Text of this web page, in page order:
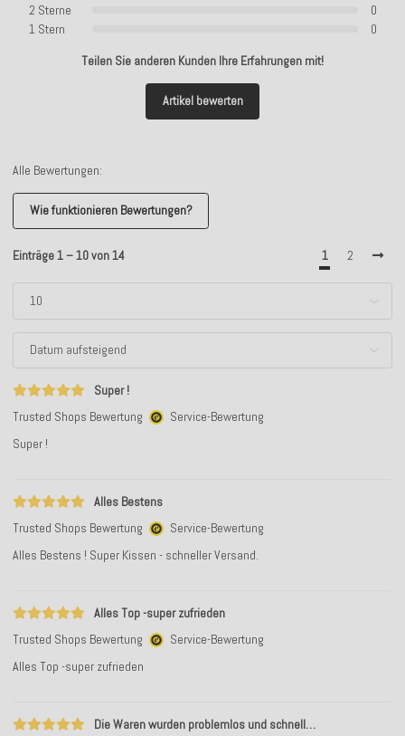
2 Sterne
0
1 Stern
0
Teilen Sie anderen Kunden Ihre Erfahrungen mit!
Artikel bewerten
Alle Bewertungen:
Wie funktionieren Bewertungen?
Einträge 1 – 10 von 14 1 2
Super !
Trusted Shops Bewertung
Service-Bewertung
Super !
Alles Bestens
Trusted Shops Bewertung
Service-Bewertung
Alles Bestens ! Super Kissen - schneller Versand.
Alles Top -super zufrieden
Trusted Shops Bewertung
Service-Bewertung
Alles Top -super zufrieden
Die Waren wurden problemlos und schnell…